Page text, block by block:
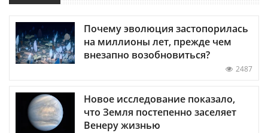
Почему эволюция застопорилась
на миллионы лет, прежде чем
внезапно возобновиться?
2487
Новое исследование показало,
что Земля постепенно заселяет
Венеру жизнью